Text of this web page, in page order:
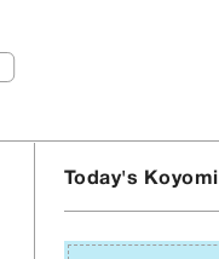
Today's Koyomi